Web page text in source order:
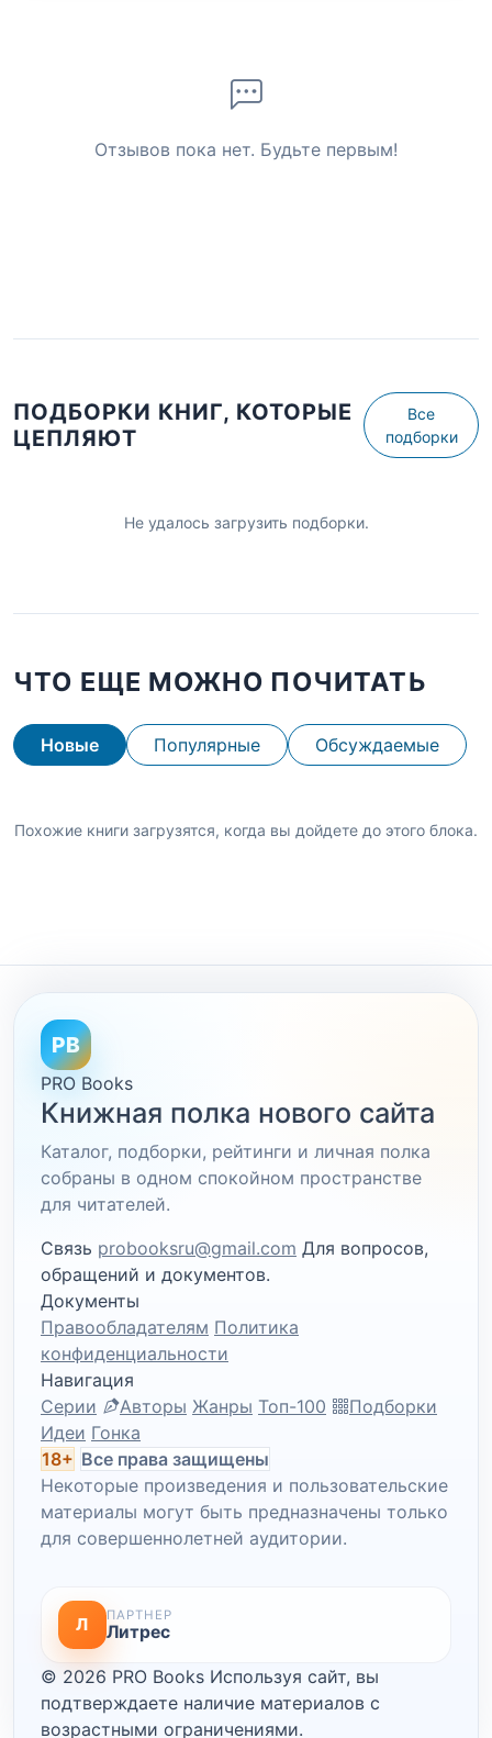
Отзывов пока нет. Будьте первым!
ПОДБОРКИ КНИГ, КОТОРЫЕ
ЦЕПЛЯЮТ
Все
подборки
Не удалось загрузить подборки.
ЧТО ЕЩЕ МОЖНО ПОЧИТАТЬ
Новые Популярные Обсуждаемые
Похожие книги загрузятся, когда вы дойдете до этого блока.
PB
PRO Books
Книжная полка нового сайта
Каталог, подборки, рейтинги и личная полка
собраны в одном спокойном пространстве
для читателей.
Связь probooksru@gmail.com Для вопросов,
обращений и документов.
Документы
Правообладателям Политика
конфиденциальности
Навигация
Серии
Авторы Жанры Топ-100
Подборки
Идеи Гонка
18+ Все права защищены
Некоторые произведения и пользовательские
материалы могут быть предназначены только
для совершеннолетней аудитории.
Л ПАРТНЕР
Литрес
© 2026 PRO Books Используя сайт, вы
подтверждаете наличие материалов с
возрастными ограничениями.